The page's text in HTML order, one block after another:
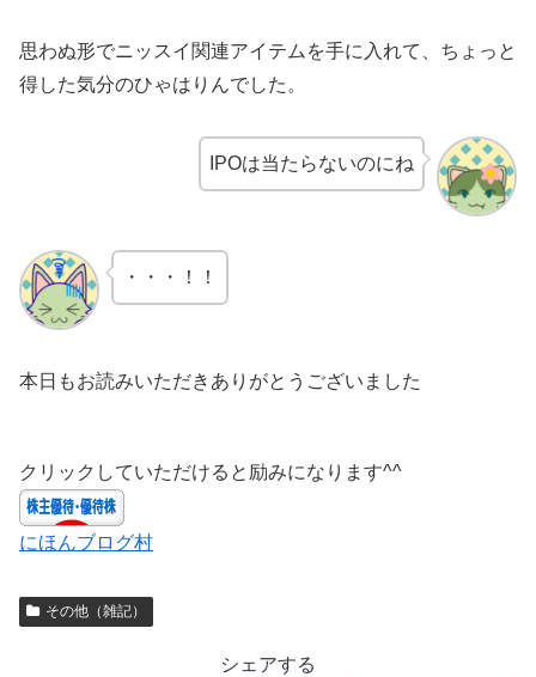
思わぬ形でニッスイ関連アイテムを手に入れて、ちょっと
得した気分のひゃはりんでした。
IPOは当たらないのにね
・・・！！
本日もお読みいただきありがとうございました
クリックしていただけると励みになります^^
にほんブログ村
その他（雑記）
シェアする